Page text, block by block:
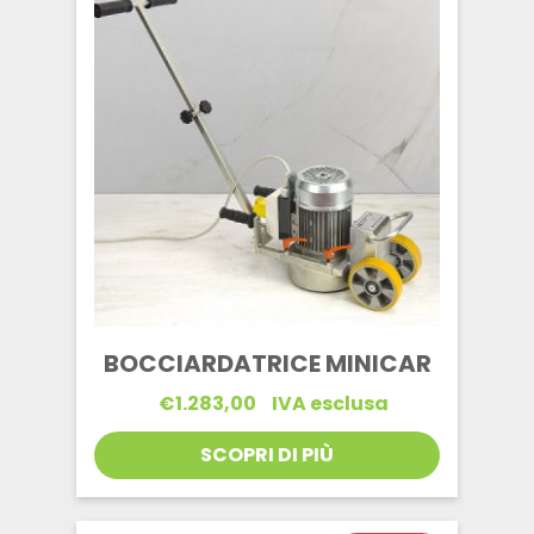
BOCCIARDATRICE MINICAR
€1.283,00
IVA esclusa
SCOPRI DI PIÙ